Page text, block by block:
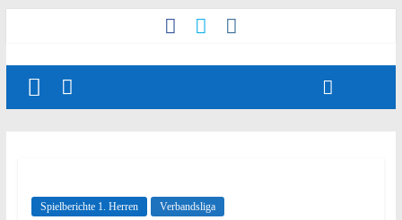
Spielberichte 1. Herren Verbandsliga